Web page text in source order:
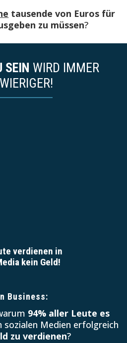
tausende von Euros für
zu müssen?
SEIN WIRD IMMER
verdienen in
kein Geld!
Business:
94% aller Leute es
sozialen Medien erfolgreich
zu verdienen?